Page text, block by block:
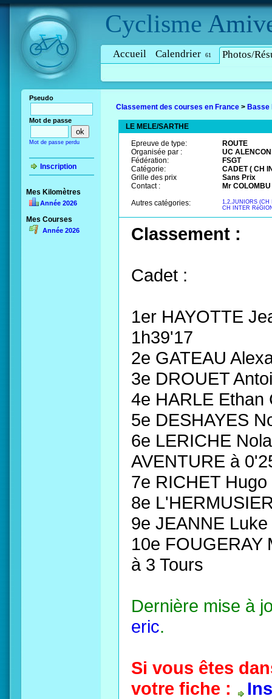
Cyclisme
Accueil Calendrier 61 Photos/
Pseudo
Mot de passe
Mot de passe perdu
Inscription
Mes Kilomètres
Année 2026
Mes Courses
Année 2026
Classement des courses en France > Basse
LE MELE/SARTHE
Epreuve de type:
ROUTE
Organisée par :
UC
Fédération:
FSGT
Catégorie:
CADET ( CH
Grille des prix
Sans Prix
Contact :
Mr
Autres catégories:
1,2,JUNIORS (CH
CH INTER
Classement :
Cadet :
1er HAYOTTE
1h39'17
2e GATEAU
3e DROUET
4e HARLE Ethan
5e DESHAYES
6e LERICHE
AVENTURE à
7e RICHET
8e
9e JEANNE
10e FOUGERAY
à 3 Tours
Dernière mise à
eric.
Si vous êtes
votre fiche :